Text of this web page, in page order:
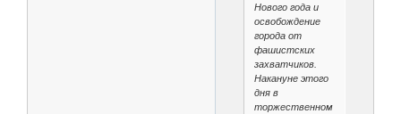
Нового года и
освобождение
города от
фашистских
захватчиков.
Накануне этого
дня в
торжественном